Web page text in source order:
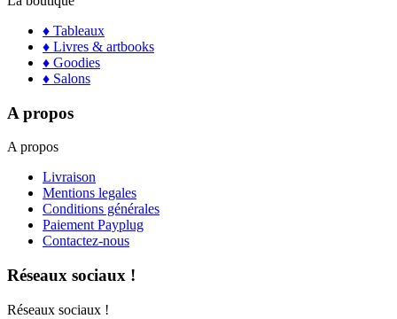
♦ Tableaux
♦ Livres & artbooks
♦ Goodies
♦ Salons
A propos
A propos
Livraison
Mentions legales
Conditions générales
Paiement Payplug
Contactez-nous
Réseaux sociaux !
Réseaux sociaux !